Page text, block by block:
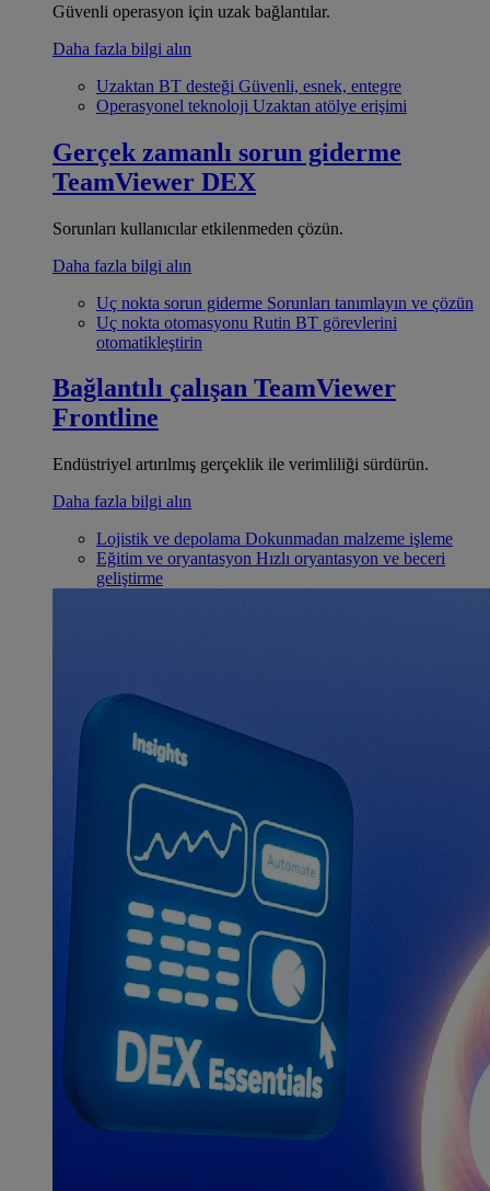
Güvenli operasyon için uzak bağlantılar.
Daha fazla bilgi alın
Uzaktan BT desteği Güvenli, esnek, entegre
Operasyonel teknoloji Uzaktan atölye erişimi
Gerçek zamanlı sorun giderme
TeamViewer DEX
Sorunları kullanıcılar etkilenmeden çözün.
Daha fazla bilgi alın
Uç nokta sorun giderme Sorunları tanımlayın ve çözün
Uç nokta otomasyonu Rutin BT görevlerini
otomatikleştirin
Bağlantılı çalışan TeamViewer
Frontline
Endüstriyel artırılmış gerçeklik ile verimliliği sürdürün.
Daha fazla bilgi alın
Lojistik ve depolama Dokunmadan malzeme işleme
Eğitim ve oryantasyon Hızlı oryantasyon ve beceri
geliştirme